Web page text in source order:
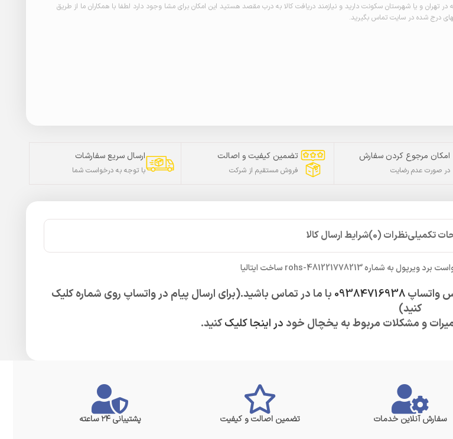
در تهران و یا شهرستان سکونت دارید و نیازمند دریافت کالا به درب مقصد هستید این امکان برای مشا وجود دارد لطفا با همکاران ما از طریق
درج شده در سایت تماس بگیرید.
امکان مرجوع کردن سفارش
در صورت عدم رضایت
تضمین کیفیت و اصالت
فروش مستقیم از شرکت
ارسال سریع سفارشات
با توجه به درخواست شما
تکمیلینظرات (0) شرایط ارسال کالا
برد ویرپول به شماره 481221778213-rohs ساخت ایتالیا
واتساپ 09384716938 با ما در تماس باشید.(برای ارسال پیام در واتساپ روی شماره کلیک
کنید)
و مشکلات مربوط به یخچال خوددر اینجا کلیککنید.
سفارش آنلاین خدمات تضمین اصالت و کیفیت پشتیبانی ۲۴ ساعته